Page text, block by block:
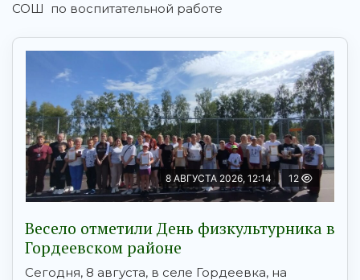
СОШ по воспитательной работе
8 АВГУСТА 2026, 12:14 12
Весело отметили День физкультурника в
Гордеевском районе
Сегодня, 8 августа, в селе Гордеевка, на